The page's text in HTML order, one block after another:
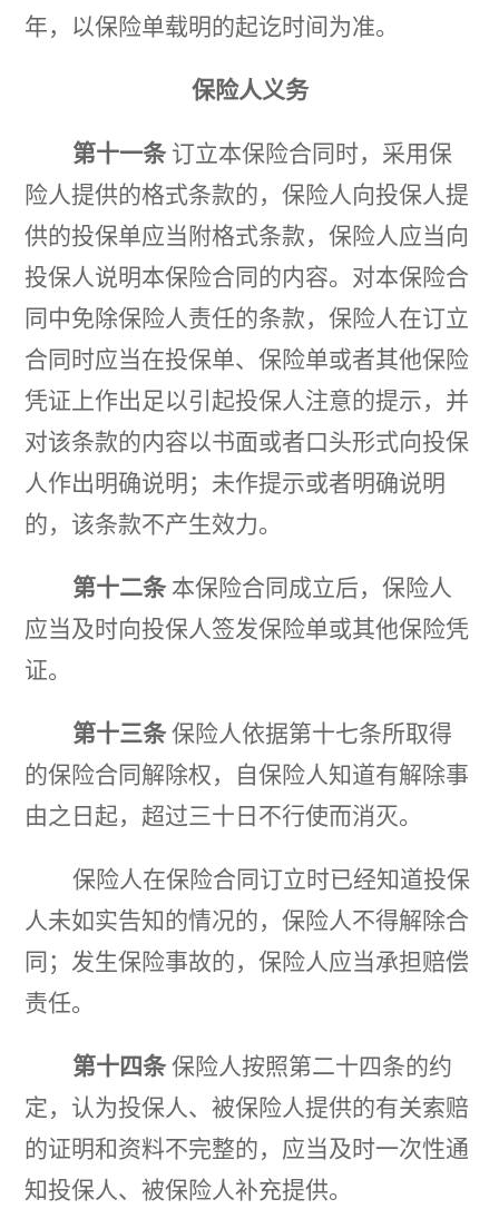
年，以保险单载明的起讫时间为准。
保险人义务
第十一条 订立本保险合同时，采用保
险人提供的格式条款的，保险人向投保人提
供的投保单应当附格式条款，保险人应当向
投保人说明本保险合同的内容。对本保险合
同中免除保险人责任的条款，保险人在订立
合同时应当在投保单、保险单或者其他保险
凭证上作出足以引起投保人注意的提示，并
对该条款的内容以书面或者口头形式向投保
人作出明确说明；未作提示或者明确说明
的，该条款不产生效力。
第十二条 本保险合同成立后，保险人
应当及时向投保人签发保险单或其他保险凭
证。
第十三条 保险人依据第十七条所取得
的保险合同解除权，自保险人知道有解除事
由之日起，超过三十日不行使而消灭。
保险人在保险合同订立时已经知道投保
人未如实告知的情况的，保险人不得解除合
同；发生保险事故的，保险人应当承担赔偿
责任。
第十四条 保险人按照第二十四条的约
定，认为投保人、被保险人提供的有关索赔
的证明和资料不完整的，应当及时一次性通
知投保人、被保险人补充提供。